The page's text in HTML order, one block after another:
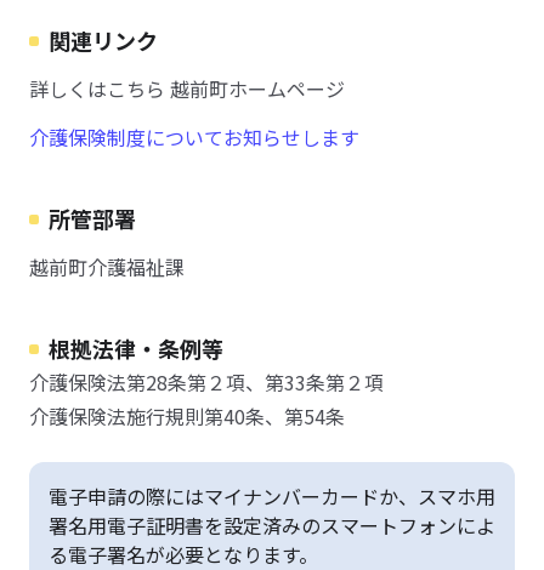
関連リンク
詳しくはこちら 越前町ホームページ
介護保険制度についてお知らせします
所管部署
越前町介護福祉課
根拠法律・条例等
介護保険法第28条第２項、第33条第２項
介護保険法施行規則第40条、第54条
電子申請の際にはマイナンバーカードか、スマホ用
署名用電子証明書を設定済みのスマートフォンによ
る電子署名が必要となります。